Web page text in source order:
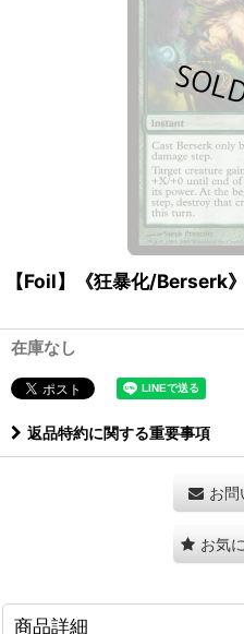
【Foil】《狂暴化/Berserk
在庫なし
返品特約に関する重要事項
お問
お気
商品詳細